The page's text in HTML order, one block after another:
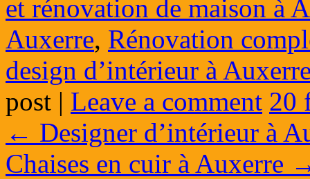
et rénovation de maison à
Auxerre, Rénovation
design d’intérieur à
post | Leave a comment 20
← Designer d’intérieur à
Chaises en cuir à Auxerre